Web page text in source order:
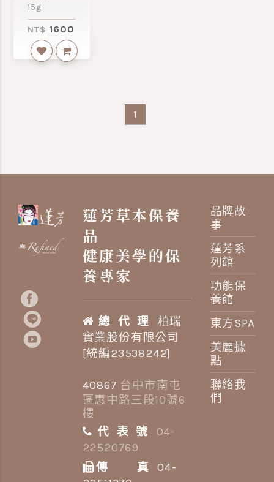
15g
NT$ 1600
1
蓮芳草本保養
品
健康美學的保
養專家
總 代 理
柏瑞
實業股份有限公司
[統編23538242]
40867 台中市南屯
區惠中路三段10號6
樓
代 表 號
04-
22520769
傳 真
04-
品牌故
事
蓮芳系
列館
功能保
養館
東方SPA
美麗據
點
聯絡我
們